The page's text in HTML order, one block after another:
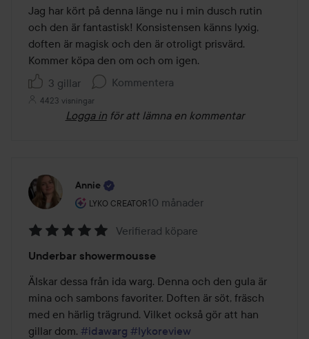
av
5
Jag har kört på denna länge nu i min dusch rutin
och den är fantastisk! Konsistensen känns lyxig,
doften är magisk och den är otroligt prisvärd.
Kommer köpa den om och om igen.
3 gillar
Kommentera
4423 visningar
Logga in för att lämna en kommentar
Annie
LYKO CREATOR
Användarens roll: Lyko Creator.
10 månader
Inlägget skapades 10 månader
5
av
5
Verifierad köpare
Underbar showermousse
Älskar dessa från ida warg. Denna och den gula är
mina och sambons favoriter. Doften är söt, fräsch
med en härlig trägrund. Vilket också gör att han
gillar dom. #idawarg #lykoreview